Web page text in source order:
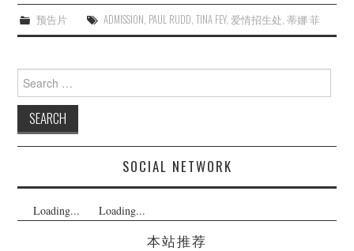
推荐电影
预告片 ADMISSION, PAUL RUDD, TINA FEY, 爱情招生处, 蒂娜·菲
Search
for:
SOCIAL NETWORK
Loading... Loading...
本站推荐